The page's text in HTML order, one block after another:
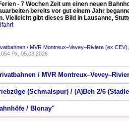
- 7 Wochen Zeit um einen neuen
bereits vor gut einem Jahr
Vielleicht gibt dieses Bild in Lausanne,
/ MVR Montreux–Vevey–Riviera (ex CEV)
Px, 05.08.2026
/ MVR
(Schmalspur) / (A)Beh 2/6
/ Blonay"